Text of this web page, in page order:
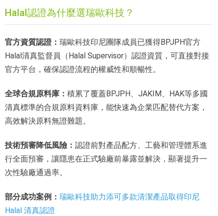
Halal認證為什麼選瑞歐科技？
官方資質認證： 瑞歐科技印尼團隊成員已獲得BPJPH官方
Halal清真監督員（Halal Supervisor）認證資質，可直接對接
官方平台，確保認證流程的權威性和順暢性。
全球合規原料庫： 積累了覆蓋BPJPH、JAKIM、HAK等多國
清真標準的合規原料資料庫，能快速為企業匹配替代方案，
高效解決原料無證難題。
技術預審降低風險： 認證前對產品配方、工藝和管理體系進
行全面預審，讓隱患在正式驗廠前暴露並解決，顯著提升一
次性驗廠通過率。
部分成功案例： 瑞歐科技助力添可多款清潔產品取得印尼
Halal 清真認證